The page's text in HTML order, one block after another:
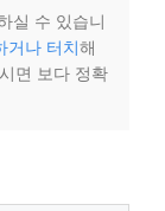
실 수 있습니
거나 터치해
면 보다 정확